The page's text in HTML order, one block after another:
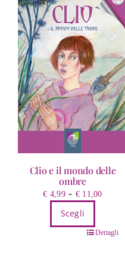
Clio e il mondo delle
ombre
€ 4,99 - € 11,00Fascia
da
Scegli
Dettagli